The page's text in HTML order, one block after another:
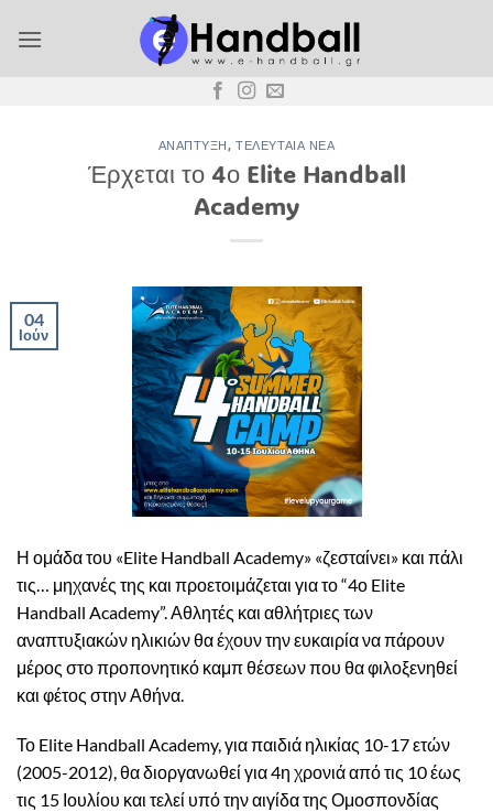
στο
ΑΝΆΠΤΥΞΗ,ΤΕΛΕΥΤΑΊΑ ΝΈΑ
Έρχεται το 4ο Elite Handball
Academy
04
Ιούν
Η ομάδα του «Elite Handball Academy» «ζεσταίνει» και πάλι
τις… μηχανές της και προετοιμάζεται για το “4ο Elite
Handball Academy”. Αθλητές και αθλήτριες των
αναπτυξιακών ηλικιών θα έχουν την ευκαιρία να πάρουν
μέρος στο προπονητικό καμπ θέσεων που θα φιλοξενηθεί
και φέτος στην Αθήνα.
Το Elite Handball Academy, για παιδιά ηλικίας 10-17 ετών
(2005-2012), θα διοργανωθεί για 4η χρονιάαπό τις 10 έως
τις 15 Ιουλίου και τελεί υπό την αιγίδα της Ομοσπονδίας